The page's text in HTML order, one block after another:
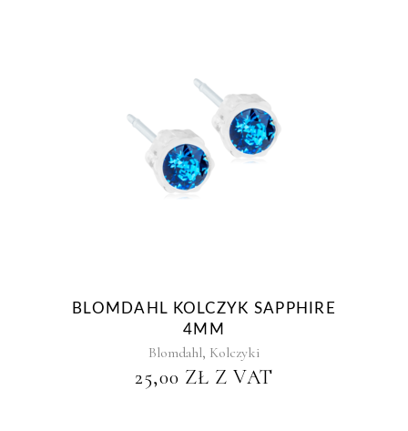
BLOMDAHL KOLCZYK SAPPHIRE
4MM
Blomdahl, Kolczyki
25,00 ZŁ Z VAT